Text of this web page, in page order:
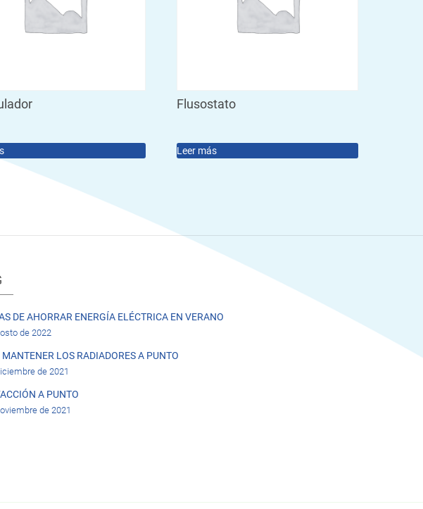
Flusostato
Leer más
DE AHORRAR ENERGÍA ELÉCTRICA EN VERANO
de 2022
LOS RADIADORES A PUNTO
de 2021
A PUNTO
de 2021